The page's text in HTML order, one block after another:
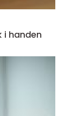
i handen